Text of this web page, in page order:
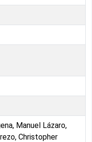
Manuel Lázaro,
Christopher